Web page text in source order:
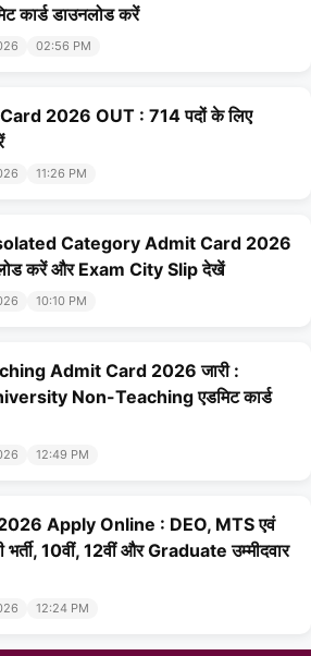
कार्ड डाउनलोड करें
02:56 PM
2026 OUT : 714 पदों के लिए
11:26 PM
Category Admit Card 2026
करें और Exam City Slip देखें
10:10 PM
Admit Card 2026 जारी :
Non-Teaching एडमिट कार्ड
12:49 PM
Apply Online : DEO, MTS एवं
10वीं, 12वीं और Graduate उम्मीदवार
12:24 PM